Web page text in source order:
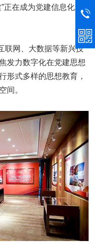
正在成为党建信息化发
联网、大数据等新兴技
发力数字化在党建思想
形式多样的思想教育，
间。